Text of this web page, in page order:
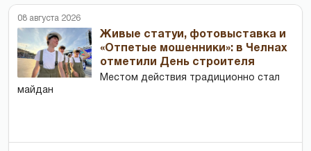
08 августа 2026
Живые статуи, фотовыставка и
«Отпетые мошенники»: в Челнах
отметили День строителя
Местом действия традиционно стал
майдан